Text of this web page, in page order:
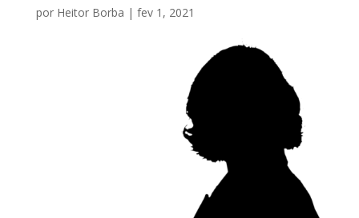
por Heitor Borba | fev 1, 2021